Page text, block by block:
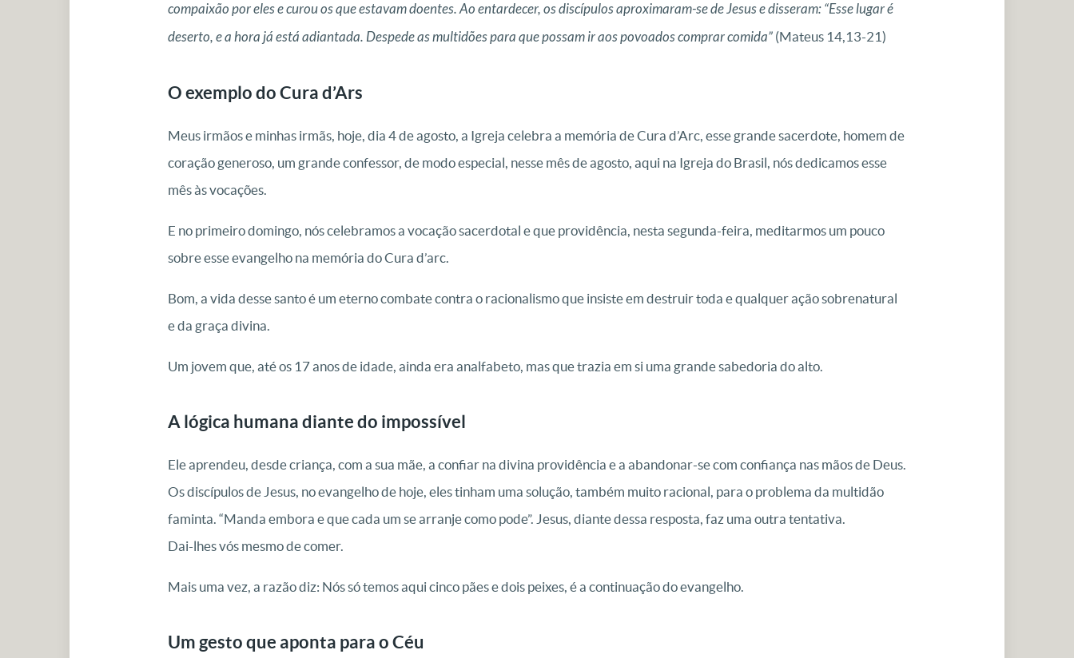
compaixão por eles e curou os que estavam doentes. Ao entardecer, os discípulos aproximaram-se de Jesus e disseram: “Esse lugar é
deserto, e a hora já está adiantada. Despede as multidões para que possam ir aos povoados comprar comida”(Mateus 14,13-21)
O exemplo do Cura d’Ars
Meus irmãos e minhas irmãs, hoje, dia 4 de agosto, a Igreja celebra a memória de Cura d’Arc, esse grande sacerdote, homem de
coração generoso, um grande confessor, de modo especial, nesse mês de agosto, aqui na Igreja do Brasil, nós dedicamos esse
mês às vocações.
E no primeiro domingo, nós celebramos a vocação sacerdotal e que providência, nesta segunda-feira, meditarmos um pouco
sobre esse evangelho na memória do Cura d’arc.
Bom, a vida desse santo é um eterno combate contra o racionalismo que insiste em destruir toda e qualquer ação sobrenatural
e da graça divina.
Um jovem que, até os 17 anos de idade, ainda era analfabeto, mas que trazia em si uma grande sabedoria do alto.
A lógica humana diante do impossível
Ele aprendeu, desde criança, com a sua mãe, a confiar na divina providência e a abandonar-se com confiança nas mãos de Deus.
Os discípulos de Jesus, no evangelho de hoje, eles tinham uma solução, também muito racional, para o problema da multidão
faminta. “Manda embora e que cada um se arranje como pode”. Jesus, diante dessa resposta, faz uma outra tentativa.
Dai-lhes vós mesmo de comer.
Mais uma vez, a razão diz: Nós só temos aqui cinco pães e dois peixes, é a continuação do evangelho.
Um gesto que aponta para o Céu